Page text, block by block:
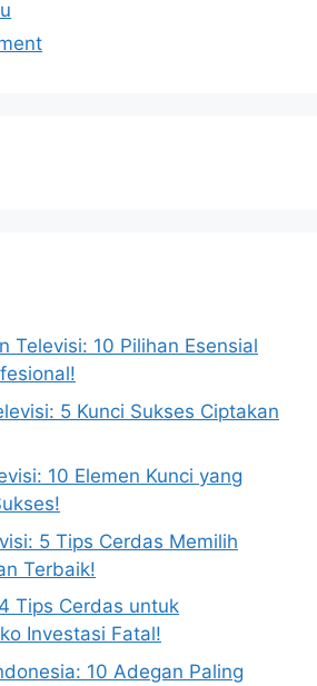
Televisi: 10 Pilihan Esensial
5 Kunci Sukses Ciptakan
10 Elemen Kunci yang
5 Tips Cerdas Memilih
Terbaik!
Tips Cerdas untuk
Investasi Fatal!
10 Adegan Paling